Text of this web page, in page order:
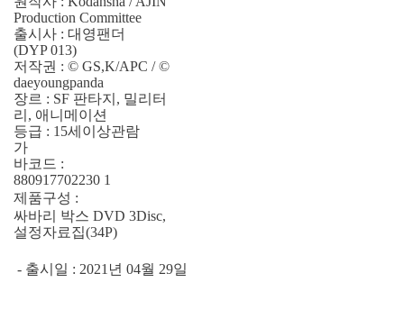
Production Committee
출시사 : 대영팬더
(DYP 013)
저작권 : © GS,K/APC / ©
daeyoungpanda
장르 : SF 판타지, 밀리터
리, 애니메이션
등급 : 15세이상관람
가
바코드 :
880917702230 1
제품구성 :
싸바리 박스 DVD 3Disc,
설정자료집(34P)
- 출시일 : 2021년 04월 29일